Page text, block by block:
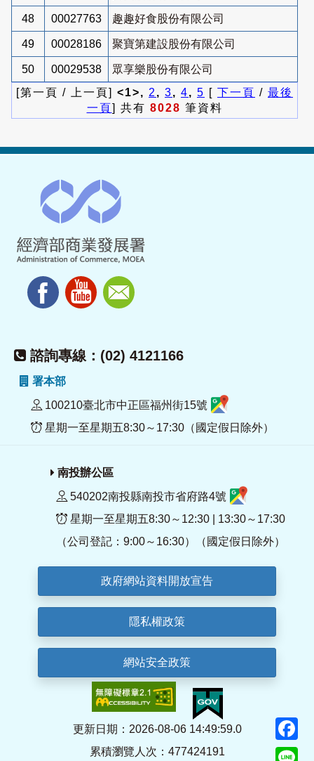
48 00027763 趣趣好食股份有限公司
49 00028186 聚寶第建設股份有限公司
50 00029538
眾享樂股份有限公司
[第一頁 / 上一頁] <1>, 2 , 3, 4, 5 [ 下一頁 / 最後
一頁] 共有 8028 筆資料
諮詢專線：(02) 4121166
署本部
100210臺北市中正區福州街15號
星期一至星期五8:30～17:30（國定假日除外）
南投辦公區
540202南投縣南投市省府路4號
星期一至星期五8:30～12:30 | 13:30～17:30
（公司登記：9:00～16:30）（國定假日除外）
政府網站資料開放宣告
隱私權政策
網站安全政策
更新日期：2026-08-06 14:49:59.0
累積瀏覽人次：477424191